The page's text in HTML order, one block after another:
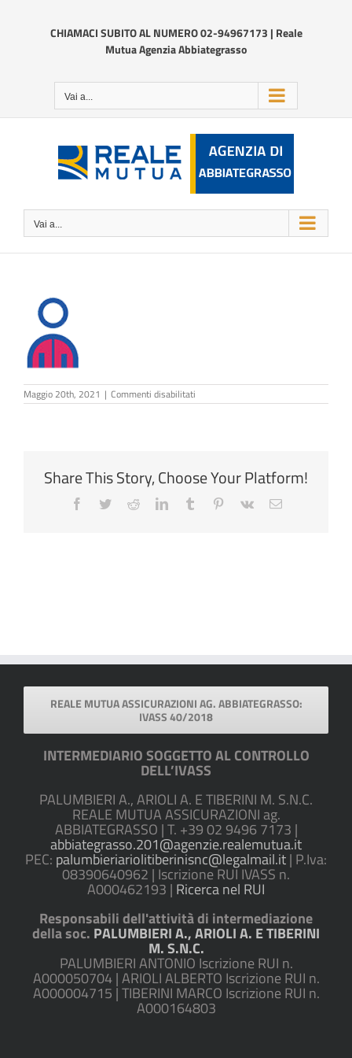
contenutoCHIAMACI SUBITO AL NUMERO 02-94967173 | Reale
Mutua Agenzia Abbiategrasso
Vai a...
Vai a...
Maggio 20th, 2021 | Commenti disabilitati
ico
Share This Story, Choose Your Platform!
Facebook
TwitterRedditLinkedInTumblr Pinterest
Vk Email
REALE MUTUA ASSICURAZIONI AG. ABBIATEGRASSO:
IVASS 40/2018
INTERMEDIARIO SOGGETTO AL CONTROLLO
DELL’IVASS
PALUMBIERI A., ARIOLI A. E TIBERINI M. S.N.C.
REALE MUTUA ASSICURAZIONI ag.
ABBIATEGRASSO | T. +39 02 9496 7173 |
abbiategrasso.201@agenzie.realemutua.it
PEC: palumbieriariolitiberinisnc@legalmail.it| P.Iva:
08390640962 | Iscrizione RUI IVASS n.
A000462193 | Ricerca nel RUI
Responsabili dell'attività di intermediazione
della soc. PALUMBIERI A., ARIOLI A. E TIBERINI
M. S.N.C.
PALUMBIERI ANTONIO Iscrizione RUI n.
A000050704 | ARIOLI ALBERTO Iscrizione RUI n.
A000004715 | TIBERINI MARCO Iscrizione RUI n.
A000164803